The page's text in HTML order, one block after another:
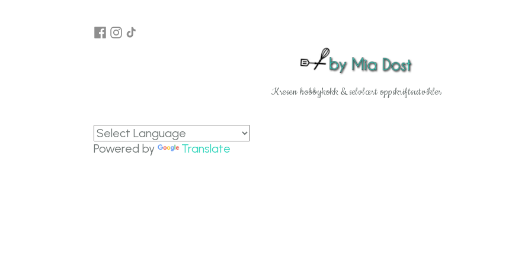
Kresen hobbykokk & selvlært oppskriftsutvikler
Powered by Translate